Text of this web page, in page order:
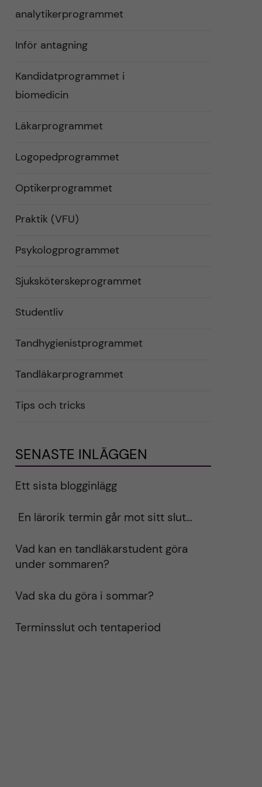
analytikerprogrammet
Inför antagning
Kandidatprogrammet i
biomedicin
Läkarprogrammet
Logopedprogrammet
Optikerprogrammet
Praktik (VFU)
Psykologprogrammet
Sjuksköterskeprogrammet
Studentliv
Tandhygienistprogrammet
Tandläkarprogrammet
Tips och tricks
SENASTE INLÄGGEN
Ett sista blogginlägg
En lärorik termin går mot sitt slut…
Vad kan en tandläkarstudent göra
under sommaren?
Vad ska du göra i sommar?
Terminsslut och tentaperiod